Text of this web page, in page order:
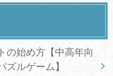
の始め方【中高年向
ズルゲーム】